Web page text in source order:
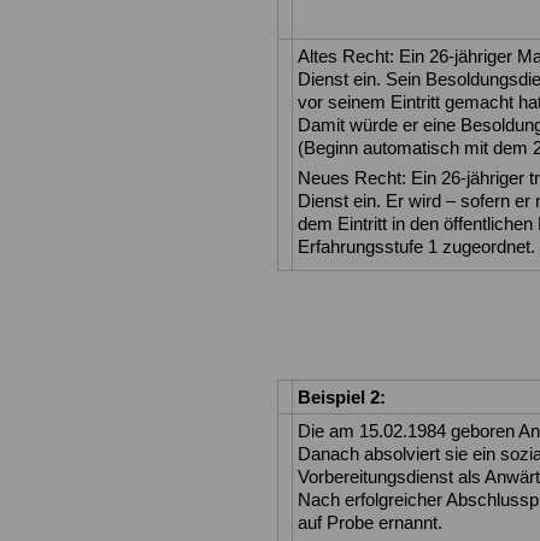
Altes Recht: Ein 26-jähriger
Dienst ein. Sein
vor seinem Eintritt gemacht
Damit würde er eine
(Beginn automatisch mit dem
Neues Recht: Ein 26-jähriger
Dienst ein. Er wird – sofern er
dem Eintritt in den
Erfahrungsstufe 1 zugeordnet.
Beispiel 2:
Die am 15.02.1984 geboren
Danach absolviert sie ein
Vorbereitungsdienst als
Nach erfolgreicher
auf Probe ernannt.